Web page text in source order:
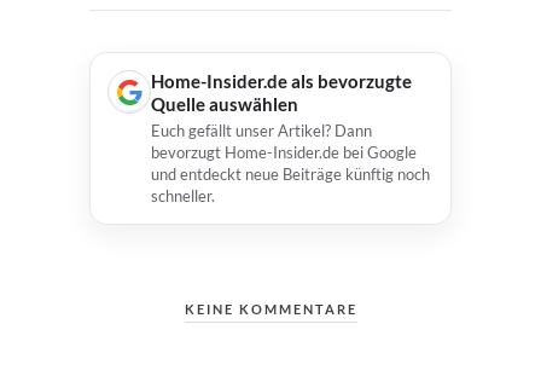
Home-Insider.de als bevorzugte
Quelle auswählen
Euch gefällt unser Artikel? Dann
bevorzugt Home-Insider.de bei Google
und entdeckt neue Beiträge künftig noch
schneller.
KEINE KOMMENTARE